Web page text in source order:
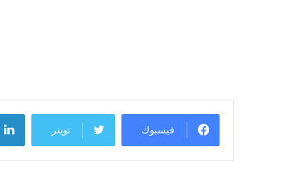
فيسبوك تويتر